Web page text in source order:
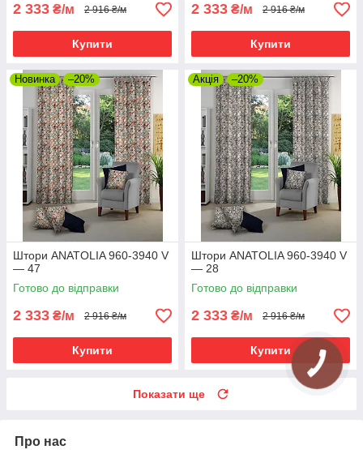
2 333 ₴/м 2 916 ₴/м
Купити
2 333 ₴/м 2 916 ₴/м
Купити
Новинка –20%
Штори ANATOLIA 960-3940 V
— 47
Готово до відправки
2 333 ₴/м 2 916 ₴/м
Купити
Акція –20%
Штори ANATOLIA 960-3940 V
— 28
Готово до відправки
2 333 ₴/м 2 916 ₴/м
Купити
Показати ще
Про нас